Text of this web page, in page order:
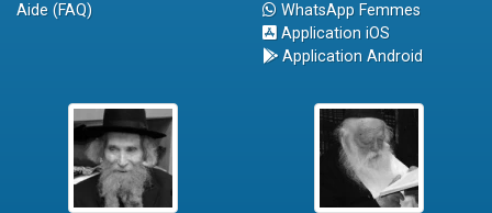
Aide (FAQ)
WhatsApp Femmes
Application iOS
Application Android